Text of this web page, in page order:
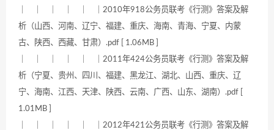
｜ ｜ ｜ ｜ ｜ ｜2010年918公务员联考《行测》答案及解
析（山西、河南、辽宁、福建、重庆、海南、青海、宁夏、内蒙
古、陕西、西藏、甘肃）.pdf [ 1.06MB ]
｜ ｜ ｜ ｜ ｜ ｜2011年424公务员联考《行测》答案及解
析（宁夏、贵州、四川、福建、黑龙江、湖北、山西、重庆、辽
宁、海南、江西、天津、陕西、云南、广西、山东、湖南）.pdf [
1.01MB ]
｜ ｜ ｜ ｜ ｜ ｜2012年421公务员联考《行测》答案及解